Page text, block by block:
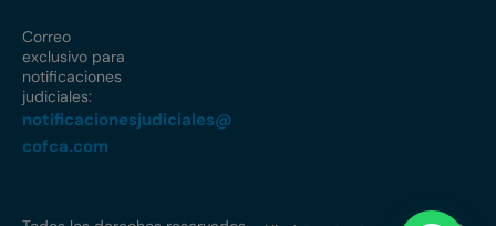
Correo
exclusivo para
notificaciones
judiciales:
notificacionesjudiciales@
cofca.com